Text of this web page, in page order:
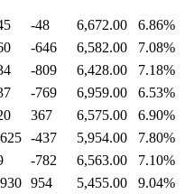
-48 6,672.00 6.86%
-646 6,582.00 7.08%
-809 6,428.00 7.18%
-769 6,959.00 6.53%
367 6,575.00 6.90%
-437 5,954.00 7.80%
-782 6,563.00 7.10%
954 5,455.00 9.04%